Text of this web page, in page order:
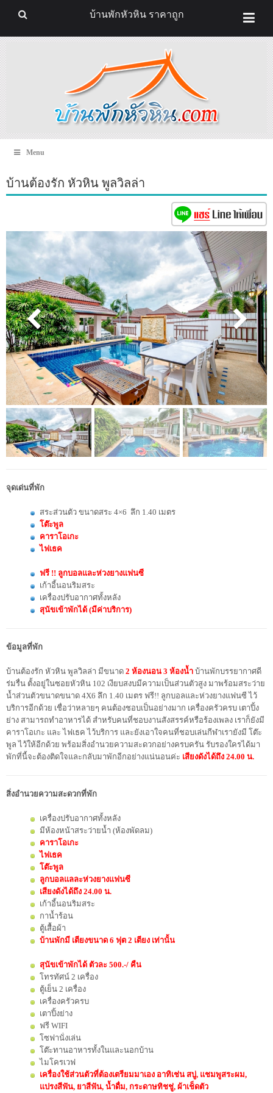
Menu
บ้านต้องรัก หัวหิน พูลวิลล่า
จุดเด่นที่พัก
สระส่วนตัว ขนาดสระ 4×6 ลึก 1.40 เมตร
โต๊ะพูล
คาราโอเกะ
ไฟเธค
ฟรี !! ลูกบอลและห่วงยางแฟนซี
เก้าอี้นอนริมสระ
เครื่องปรับอากาศทั้งหลัง
สุนัขเข้าพักได้ (มีค่าบริการ)
ข้อมูลที่พัก
บ้านต้องรัก หัวหิน พูลวิลล่า มีขนาด 2 ห้องนอน 3 ห้องน้ำ บ้านพักบรรยากาศดี
ร่มรื่น ตั้งอยู่ในซอยหัวหิน 102 เงียบสงบมีความเป็นส่วนตัวสูง มาพร้อมสระว่าย
น้ำส่วนตัวขนาดขนาด 4X6 ลึก 1.40 เมตร ฟรี!! ลูกบอลและห่วงยางแฟนซี ไว้
บริการอีกด้วย เชื่อว่าหลายๆ คนต้องชอบเป็นอย่างมาก เครื่องครัวครบ เตาปิ้ง
ย่าง สามารถทำอาหารได้ สำหรับคนที่ชอบงานสังสรรค์หรือร้องเพลง เราก็ยังมี
คาราโอเกะ และ ไฟเธค ไว้บริการ และยังเอาใจคนที่ชอบเล่นกีฬาเรายังมี โต๊ะ
พูล ไว้ให้อีกด้วย พร้อมสิ่งอำนวยความสะดวกอย่างครบครัน รับรองใครได้มา
พักที่นี้จะต้องติดใจและกลับมาพักอีกอย่างแน่นอนค่ะ เสียงดังได้ถึง 24.00 น.
สิ่งอำนวยความสะดวกที่พัก
เครื่องปรับอากาศทั้งหลัง
มีห้องหน้าสระว่ายน้ำ (ห้องพัดลม)
คาราโอเกะ
ไฟเธค
โต๊ะพูล
ลูกบอลแลละห่วงยางแฟนซี
เสียงดังได้ถึง 24.00 น.
เก้าอี้นอนริมสระ
กาน้ำร้อน
ตู้เสื้อผ้า
บ้านพักมี เตียงขนาด 6 ฟุต 2 เตียง เท่านั้น
สุนัขเข้าพักได้ ตัวละ 500.-/ คืน
โทรทัศน์ 2 เครื่อง
ตู้เย็น 2 เครื่อง
เครื่องครัวครบ
เตาปิ้งย่าง
ฟรี WIFI
โซฟานั่งเล่น
โต๊ะทานอาหารทั้งในและนอกบ้าน
ไมโครเวฟ
เครื่องใช้ส่วนตัวที่ต้องเตรียมมาเอง อาทิเช่น สบู่, แชมพูสระผม,
แปรงสีฟัน, ยาสีฟัน, น้ำดื่ม, กระดาษทิชชู่, ผ้าเช็ดตัว
บ้านพักหัวหิน ราคาถูก